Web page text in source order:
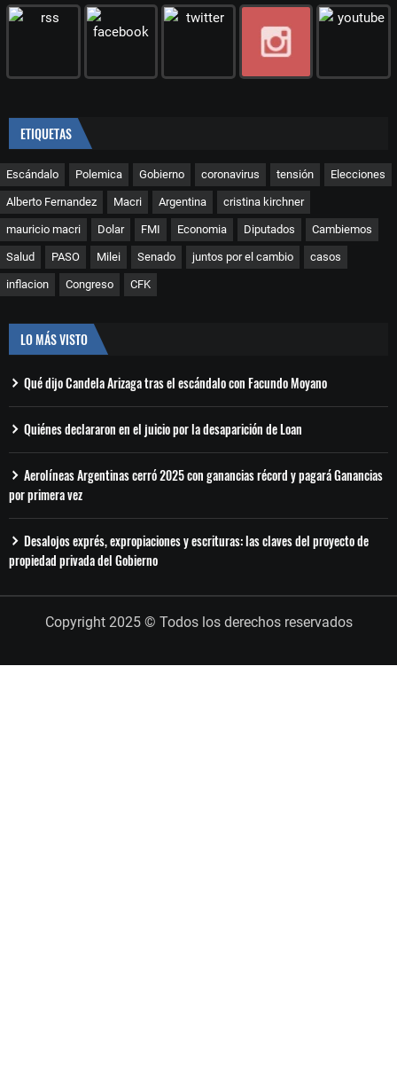
ETIQUETAS
Escándalo Polemica Gobierno coronavirus tensión Elecciones
Alberto Fernandez Macri Argentina cristina kirchner
mauricio macri Dolar FMI Economia Diputados Cambiemos
Salud PASO Milei Senado juntos por el cambio casos
inflacion Congreso CFK
LO MÁS VISTO
Qué dijo Candela Arizaga tras el escándalo con Facundo Moyano
Quiénes declararon en el juicio por la desaparición de Loan
Aerolíneas Argentinas cerró 2025 con ganancias récord y pagará Ganancias
por primera vez
Desalojos exprés, expropiaciones y escrituras: las claves del proyecto de
propiedad privada del Gobierno
Copyright 2025 © Todos los derechos reservados